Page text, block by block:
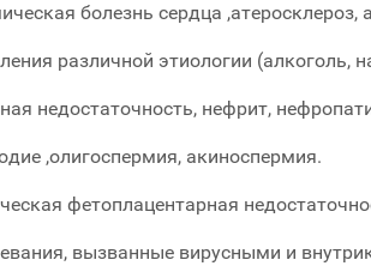
болезнь сердца ,атеросклероз,
различной этиологии (алкоголь,
недостаточность, нефрит,
,олигоспермия, акиноспермия.
фетоплацентарная
вызванные вирусными и